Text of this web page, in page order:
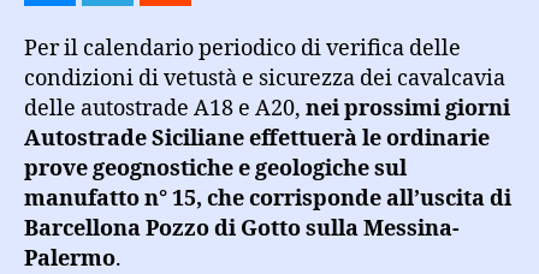
Per il calendario periodico di verifica delle
condizioni di vetustà e sicurezza dei cavalcavia
delle autostrade A18 e A20, nei prossimi giorni
Autostrade Siciliane effettuerà le ordinarie
prove geognostiche e geologiche sul
manufatto n° 15, che corrisponde all’uscita di
Barcellona Pozzo di Gotto sulla Messina-
Palermo.